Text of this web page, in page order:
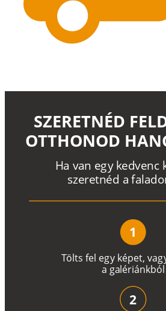
Tölts fel egy képet, vag
a galériánkból
Ha van egy kedvenc
szeretnéd a falado
SZERETNÉD
OTTHONOD
1
2